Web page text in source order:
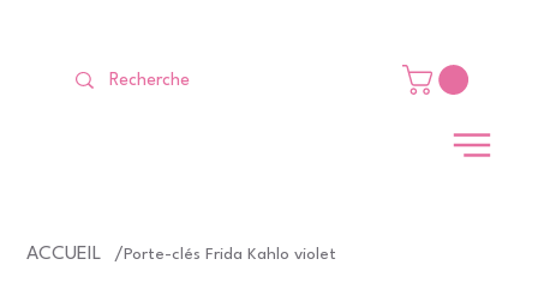
ACCUEIL /Porte-clés Frida Kahlo violet